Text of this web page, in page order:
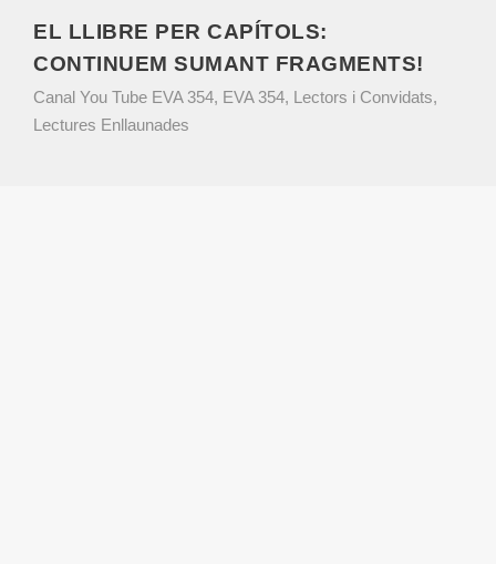
EL LLIBRE PER CAPÍTOLS:
CONTINUEM SUMANT FRAGMENTS!
Canal You Tube EVA 354, EVA 354, Lectors i Convidats,
Lectures Enllaunades